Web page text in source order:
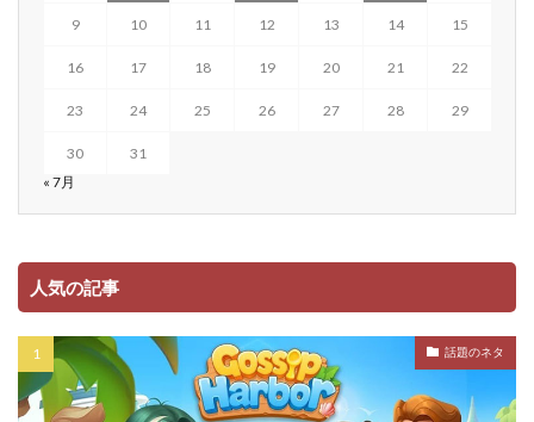
9 10 11 12 13 14 15
16 17 18 19 20 21 22
23 24 25 26 27 28 29
30
31
« 7月
人気の記事
話題のネタ